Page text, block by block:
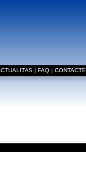
| FAQ |